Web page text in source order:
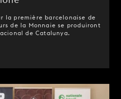
la première barcelonaise de
de la Monnaie se produiront
de Catalunya.